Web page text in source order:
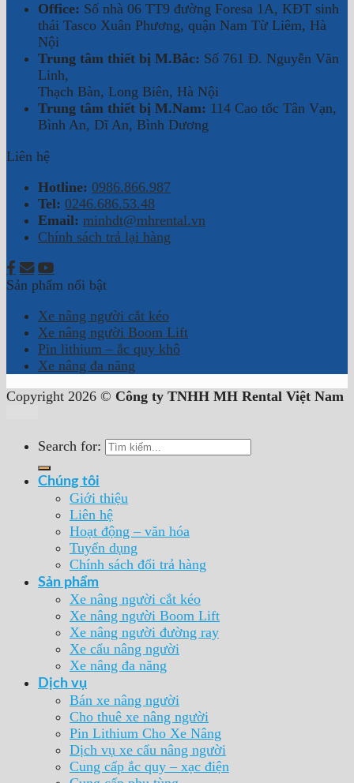
Office: Số nhà 06 TT9 đường Foresa 1A, KĐT sinh
thái Tasco Xuân Phương, quận Nam Từ Liêm, Hà
Nội
Trung tâm thiết bị M.Bắc: Số 761 Đ. Nguyễn Văn
Linh,
Thạch Bàn, Long Biên, Hà Nội
Trung tâm thiết bị M.Nam: 114 Cao tốc Tân Vạn,
Bình An, Dĩ An, Bình Dương
Liên hệ
Hotline: 0986.866.987
Tel: 0246.686.53.48
Email: minhdt@mhrental.vn
Chính sách trả lại hàng
Sản phẩm nổi bật
Xe nâng người cắt kéo
Xe nâng người Boom Lift
Pin lithium – ắc quy khô
Xe nâng đa năng
Copyright 2026 © Công ty TNHH MH Rental Việt Nam
Search for:
Chúng tôi
Giới thiệu
Liên hệ
Hoạt động – văn hóa
Tuyển dụng
Chính sách đổi trả hàng
Sản phẩm
Xe nâng người cắt kéo
Xe nâng người Boom Lift
Xe nâng người đường ray
Xe cẩu nâng người
Xe nâng đa năng
Dịch vụ
Bán xe nâng người
Cho thuê xe nâng người
Pin Lithium Cho Xe Nâng
Dịch vụ xe cẩu nâng người
Cung cấp ắc quy – xạc điện